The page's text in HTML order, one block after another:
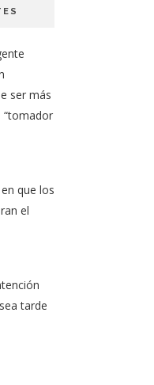
ser más
“tomador
que los
el
tarde